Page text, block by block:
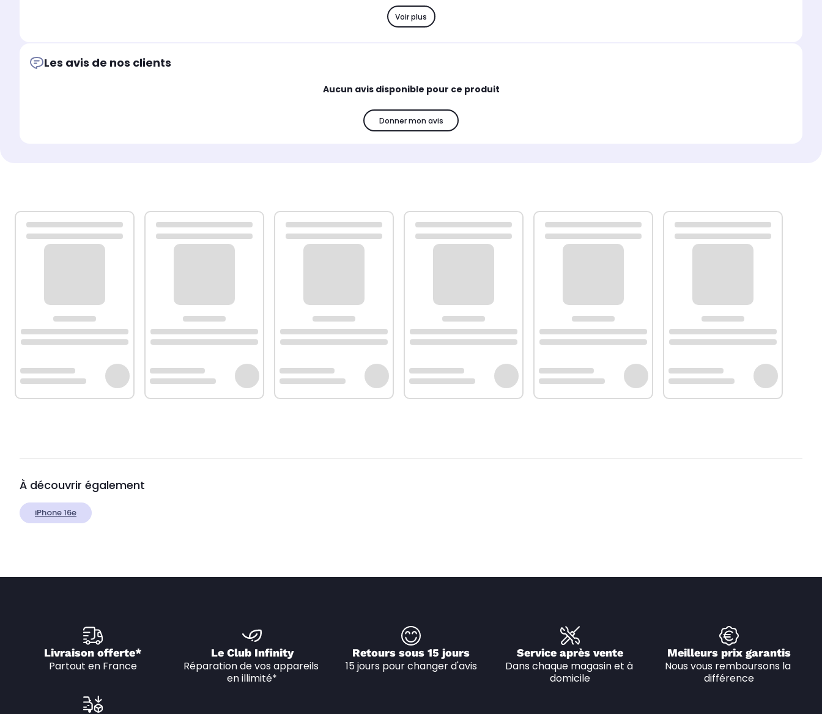
Voir plus
Les avis de nos clients
Aucun avis disponible pour ce produit
Donner mon avis
À découvrir également
iPhone 16e
Livraison offerte*
Partout en France
Le Club Infinity
Réparation de vos appareils
en illimité*
Retours sous 15 jours
15 jours pour changer d'avis
Service après vente
Dans chaque magasin et à
domicile
Meilleurs prix garantis
Nous vous remboursons la
différence